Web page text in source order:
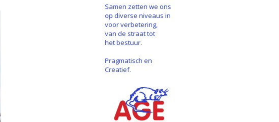
Samen zetten we ons
op diverse niveaus in
voor verbetering,
van de straat tot
het bestuur.
Pragmatisch en
Creatief.